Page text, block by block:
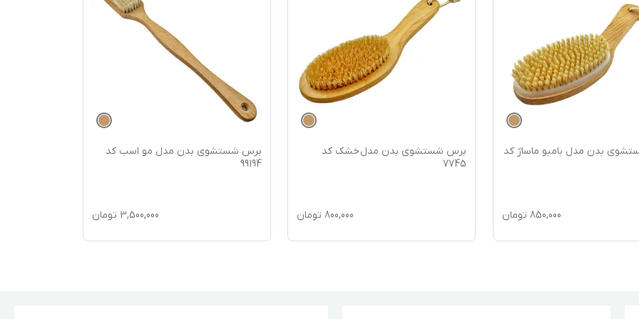
بدن مدل بامبو ماساژ کد
850,000 تومان
برس شستشوی بدن مدل خشک کد
7745
800,000 تومان
برس شستشوی بدن مدل مو اسب کد
99194
3,500,000 تومان